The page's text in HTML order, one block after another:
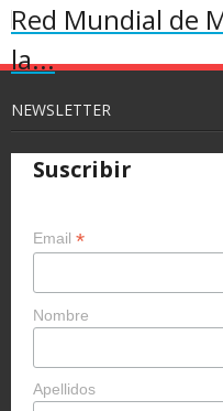
Red Mundial de
la...
NEWSLETTER
Suscribir
Email *
Nombre
Apellidos